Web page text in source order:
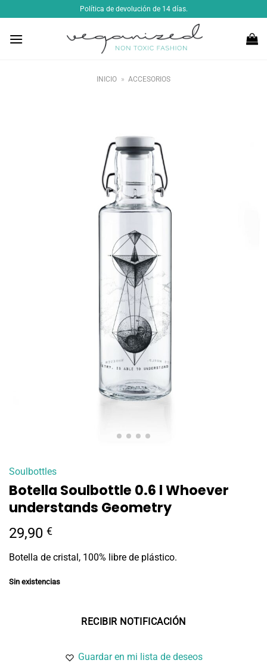
al
contenido
Política de devolución de 14 días.
INICIO » ACCESORIOS
Soulbottles
Botella Soulbottle 0.6 l Whoever
understands Geometry
29,90 €
Botella de cristal, 100% libre de plástico.
Sin existencias
Guardar en mi lista de deseos